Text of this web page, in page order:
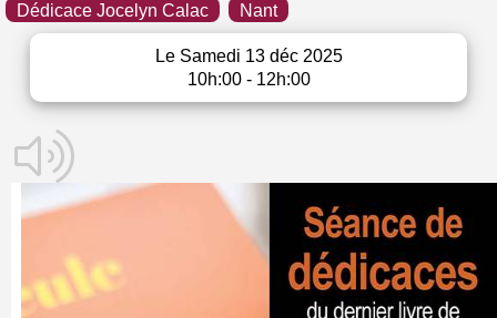
Dédicace Jocelyn Calac Nant
Le Samedi 13 déc 2025
10h:00 - 12h:00